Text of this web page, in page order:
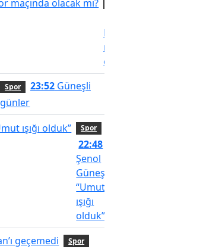
Kayserispor
maçında
olacak mı?
Spor 23:52Güneşli
günler
Spor
22:48
Şenol
Güneş;
“Umut
ışığı
olduk”
Spor